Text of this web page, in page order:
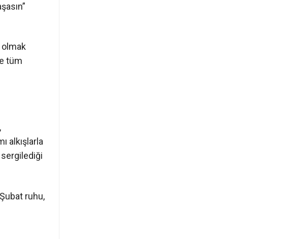
olmak
tüm
alkışlarla
sergilediği
ruhu,